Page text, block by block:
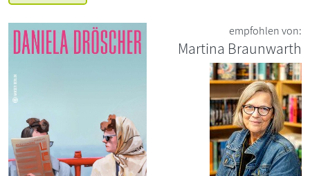
empfohlen von:
Martina Braunwarth